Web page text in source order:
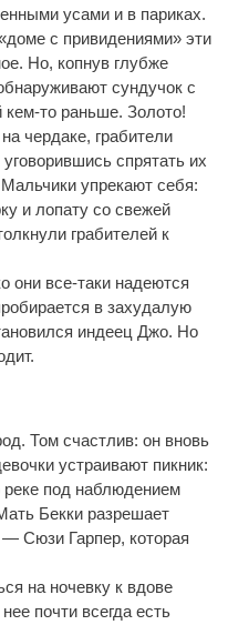
усами и в париках.
с привидениями» эти
Но, копнув глубже
сундучок с
то раньше. Золото!
чердаке, грабители
спрятать их
упрекают себя:
и лопату со свежей
грабителей к
они все-таки надеются
в захудалую
индеец Джо. Но
Том счастлив: он вновь
устраивают пикник:
реке под наблюдением
Бекки разрешает
— Сюзи Гарпер, которая
на ночевку к вдове
почти всегда есть